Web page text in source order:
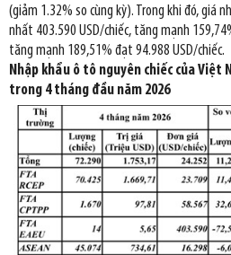
(giảm 1.32% so cùng kỳ). Trong khi đó, giá
nhất 403.590 USD/chiếc, tăng mạnh
tăng mạnh 189,51% đạt 94.988 USD/chiếc.
Nhập khẩu ô tô nguyên chiếc của
trong 4 tháng đầu năm 2026